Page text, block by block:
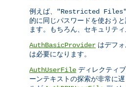
例えば、
"Restricted Files"
的に同じパスワードを使おう
ます。もちろん、セキュリテ
AuthBasicProvider はデフ
は必要になります。
AuthUserFile ディレクティ
ーンテキストの探索が非常に